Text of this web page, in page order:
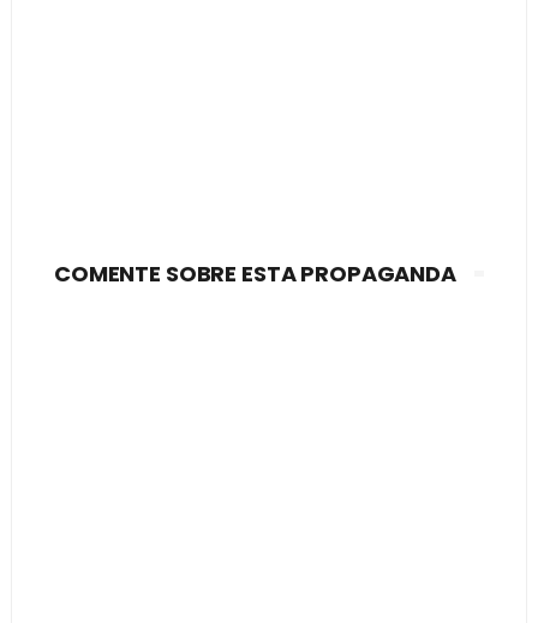
COMENTE SOBRE ESTA PROPAGANDA